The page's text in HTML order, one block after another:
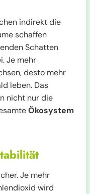
indirekt die
schaffen
Schatten
Je mehr
desto mehr
leben. Das
nicht nur die
Ökosystem
Je mehr
wird